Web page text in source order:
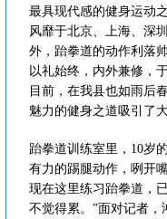
最具现代感的健身运动
风靡于北京、上海、深
外，跆拳道的动作利落
以礼始终，内外兼修，
目前，在我县也如雨后
魅力的健身之道吸引了
跆拳道训练室里，10岁
有力的踢腿动作，咧开
现在这里练习跆拳道，
不觉得累。”面对记者